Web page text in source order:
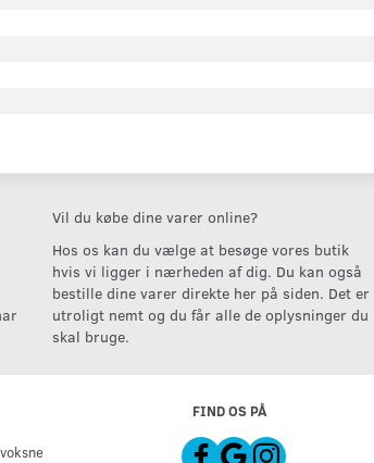
Vil du købe dine varer online?
Hos os kan du vælge at besøge vores butik
hvis vi ligger i nærheden af dig. Du kan også
bestille dine varer direkte her på siden. Det er
utroligt nemt og du får alle de oplysninger du
skal bruge.
FIND OS PÅ